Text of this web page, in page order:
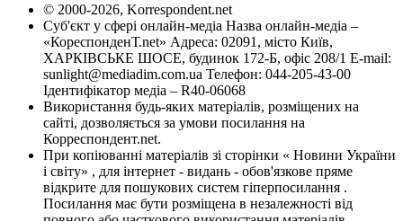
© 2000-2026, Korrespondent.net
Суб'єкт у сфері онлайн-медіа Назва онлайн-медіа –
«КореспонденТ.net» Адреса: 02091, місто Київ,
ХАРКІВСЬКЕ ШОСЕ, будинок 172-Б, офіс 208/1 E-mail:
sunlight@mediadim.com.ua Телефон: 044-205-43-00
Ідентифікатор медіа – R40-06068
Використання будь-яких матеріалів, розміщених на
сайті, дозволяється за умови посилання на
Корреспондент.net.
При копіюванні матеріалів зі сторінки « Новини України
і світу» , для інтернет - видань - обов'язкове пряме
відкрите для пошукових систем гіперпосилання .
Посилання має бути розміщена в незалежності від